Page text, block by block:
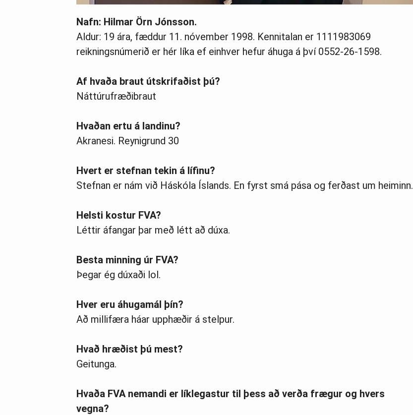
Nafn: Hilmar Örn Jónsson.
Aldur: 19 ára, fæddur 11. nóvember 1998. Kennitalan er 1111983069
reikningsnúmerið er hér líka ef einhver hefur áhuga á því 0552-26-1598.
Af hvaða braut útskrifaðist þú?
Náttúrufræðibraut
Hvaðan ertu á landinu?
Akranesi. Reynigrund 30
Hvert er stefnan tekin á lífinu?
Stefnan er nám við Háskóla Íslands. En fyrst smá pása og ferðast um heiminn.
Helsti kostur FVA?
Léttir áfangar þar með létt að dúxa.
Besta minning úr FVA?
Þegar ég dúxaði lol.
Hver eru áhugamál þín?
Að millifæra háar upphæðir á stelpur.
Hvað hræðist þú mest?
Geitunga.
Hvaða FVA nemandi er líklegastur til þess að verða frægur og hvers
vegna?